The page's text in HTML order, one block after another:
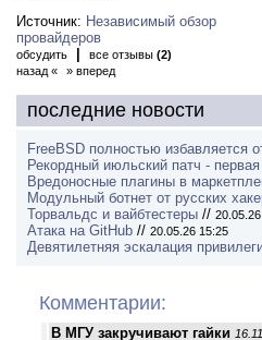
Источник: Независимый обзор
провайдеров
обсудить все отзывы (2)
назад «
» вперед
последние новости
FreeBSD полностью избавляется
Рекордный июльский патч -
Вредоносные плагины в
Модульный ботнет от русских
Торвальдс и вайбтестеры //
Атака на GitHub // 20.05.26 15:25
Девятилетняя эскалация
Комментарии:
В МГУ закручивают гайки